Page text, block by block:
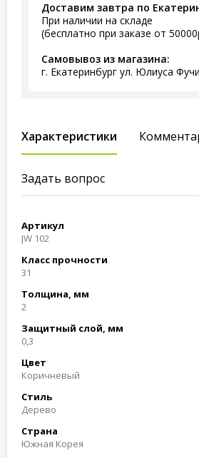
Доставим завтра по
При наличии на складе
(бесплатно при заказе от
Самовывоз из магазина:
г. Екатеринбург ул. Юлиуса
Характеристики
Задать вопрос
Артикул
JW 102
Класс прочности
31
Толщина, мм
2
Защитный слой, мм
0,3
Цвет
Коричневый
Стиль
Дерево
Страна
Южная Корея